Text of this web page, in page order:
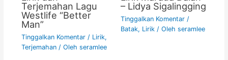
Terjemahan Lagu
Westlife “Better
Man”
Tinggalkan Komentar / Lirik,
Terjemahan/ Oleh seramlee
– Lidya Sigalingging
Tinggalkan Komentar /
Batak, Lirik/ Oleh seramlee